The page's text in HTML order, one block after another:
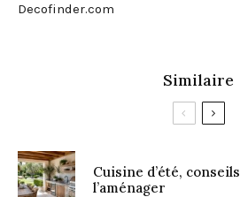
Decofinder.com
Similaire
Cuisine d’été,
l’aménager